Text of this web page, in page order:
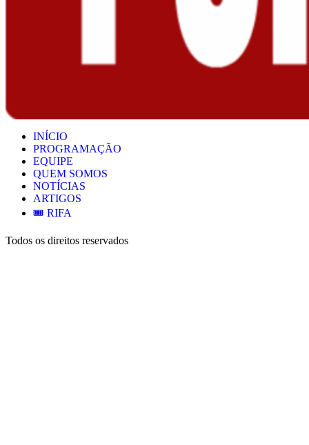
INÍCIO
PROGRAMAÇÃO
EQUIPE
QUEM SOMOS
NOTÍCIAS
ARTIGOS
🎟️ RIFA
Todos os direitos reservados